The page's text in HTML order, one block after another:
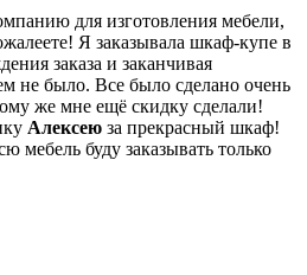
для изготовления мебели,
Я заказывала шкаф-купе в
заказа и заканчивая
не было. Все было сделано очень
же мне ещё скидку сделали!
Алексею за прекрасный шкаф!
мебель буду заказывать только